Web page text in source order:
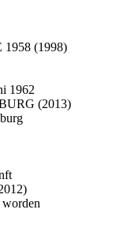
(1998)
1962
(2013)